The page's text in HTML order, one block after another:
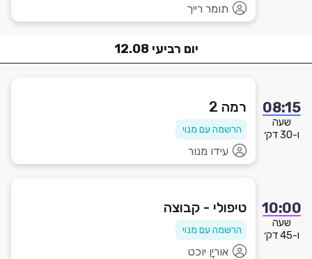
תומר רייך
יום רביעי 12.08
08:15
שעה
ו-30 דק׳
רמה 2
הרשמה עם מנוי
עידו מנור
10:00
שעה
ו-45 דק׳
טיפולי - קבוצה
הרשמה עם מנוי
אוריָן יוכט